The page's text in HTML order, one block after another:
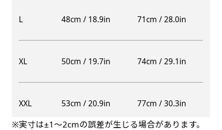
L 48cm / 18.9in 71cm / 28.0in
XL 50cm / 19.7in 74cm / 29.1in
XXL 53cm / 20.9in 77cm / 30.3in
※実寸は±1〜2cmの誤差が生じる場合があります。